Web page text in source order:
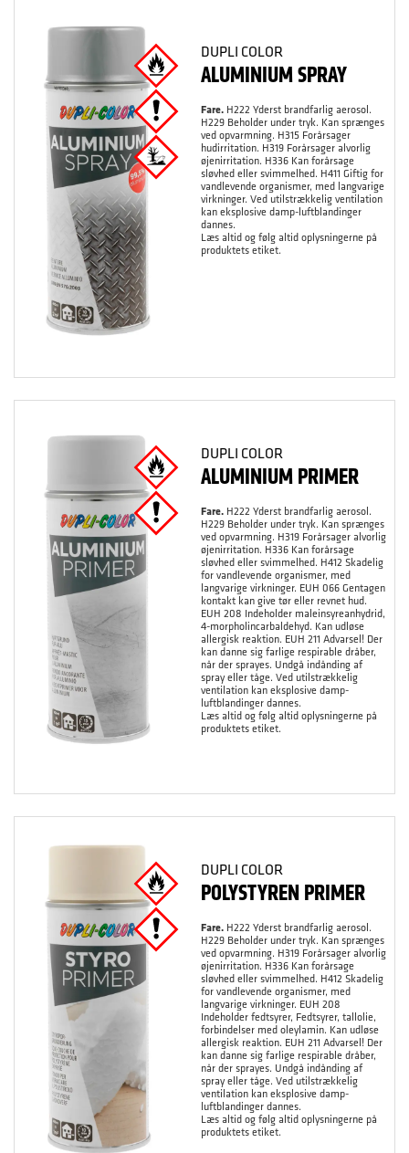
DUPLI COLOR
ALUMINIUM SPRAY
Fare. H222 Yderst brandfarlig aerosol.
H229 Beholder under tryk. Kan sprænges
ved opvarmning. H315 Forårsager
hudirritation. H319 Forårsager alvorlig
øjenirritation. H336 Kan forårsage
sløvhed eller svimmelhed. H411 Giftig for
vandlevende organismer, med langvarige
virkninger. Ved utilstrækkelig ventilation
kan eksplosive damp-luftblandinger
dannes.
Læs altid og følg altid oplysningerne på
produktets etiket.
DUPLI COLOR
ALUMINIUM PRIMER
Fare. H222 Yderst brandfarlig aerosol.
H229 Beholder under tryk. Kan sprænges
ved opvarmning. H319 Forårsager alvorlig
øjenirritation. H336 Kan forårsage
sløvhed eller svimmelhed. H412 Skadelig
for vandlevende organismer, med
langvarige virkninger. EUH 066 Gentagen
kontakt kan give tør eller revnet hud.
EUH 208 Indeholder maleinsyreanhydrid,
4-morpholincarbaldehyd. Kan udløse
allergisk reaktion. EUH 211 Advarsel! Der
kan danne sig farlige respirable dråber,
når der sprayes. Undgå indånding af
spray eller tåge. Ved utilstrækkelig
ventilation kan eksplosive damp-
luftblandinger dannes.
Læs altid og følg altid oplysningerne på
produktets etiket.
DUPLI COLOR
POLYSTYREN PRIMER
Fare. H222 Yderst brandfarlig aerosol.
H229 Beholder under tryk. Kan sprænges
ved opvarmning. H319 Forårsager alvorlig
øjenirritation. H336 Kan forårsage
sløvhed eller svimmelhed. H412 Skadelig
for vandlevende organismer, med
langvarige virkninger. EUH 208
Indeholder fedtsyrer, Fedtsyrer, tallolie,
forbindelser med oleylamin. Kan udløse
allergisk reaktion. EUH 211 Advarsel! Der
kan danne sig farlige respirable dråber,
når der sprayes. Undgå indånding af
spray eller tåge. Ved utilstrækkelig
ventilation kan eksplosive damp-
luftblandinger dannes.
Læs altid og følg altid oplysningerne på
produktets etiket.